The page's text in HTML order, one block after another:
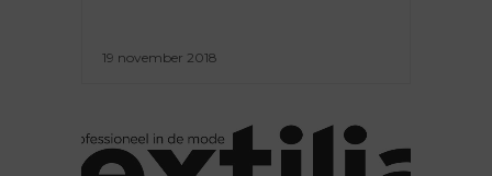
19 november 2018